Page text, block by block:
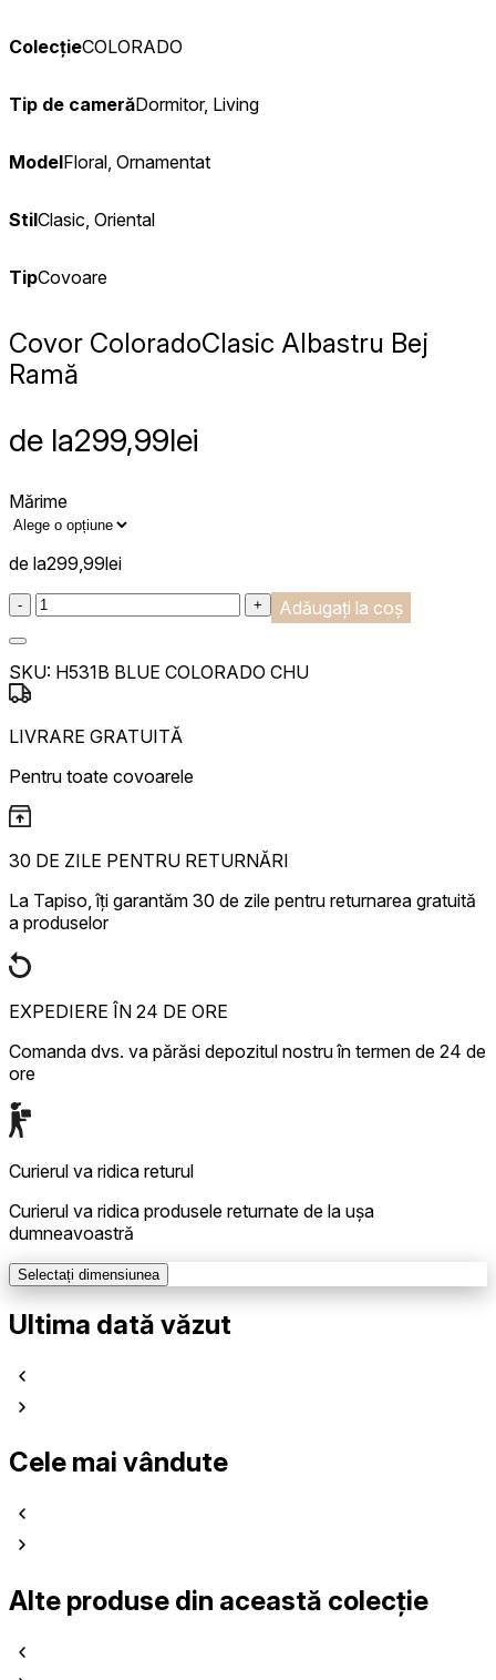
ColecțieCOLORADO
Tip de camerăDormitor, Living
ModelFloral, Ornamentat
StilClasic, Oriental
TipCovoare
Covor ColoradoClasic Albastru Bej
Ramă
de la299,99lei
Mărime
de la299,99lei
:product_name quantity
- + Adăugați la coș
SKU: H531B BLUE COLORADO CHU
LIVRARE GRATUITĂ
Pentru toate covoarele
30 DE ZILE PENTRU RETURNĂRI
La Tapiso, îți garantăm 30 de zile pentru returnarea gratuită
a produselor
EXPEDIERE ÎN 24 DE ORE
Comanda dvs. va părăsi depozitul nostru în termen de 24 de
ore
Curierul va ridica returul
Curierul va ridica produsele returnate de la ușa
dumneavoastră
Selectați dimensiunea
Ultima dată văzut
Cele mai vândute
Alte produse din această colecție